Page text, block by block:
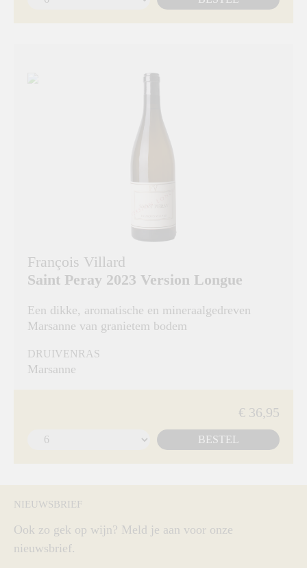
François Villard
Saint Peray 2023 Version Longue
Een dikke, aromatische en mineraalgedreven
Marsanne van granietem bodem
DRUIVENRAS
Marsanne
€ 36,95
BESTEL
NIEUWSBRIEF
Ook zo gek op wijn? Meld je aan voor onze
nieuwsbrief.